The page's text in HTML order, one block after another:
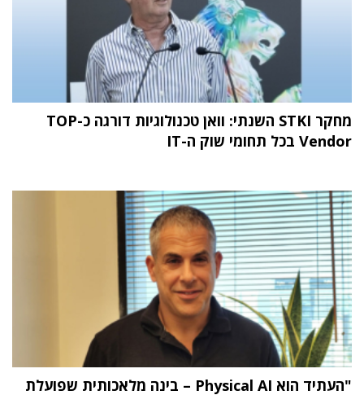
מחקר STKI השנתי: וואן טכנולוגיות דורגה כ-TOP
Vendor בכל תחומי שוק ה-IT
"העתיד הוא Physical AI – בינה מלאכותית שפועלת